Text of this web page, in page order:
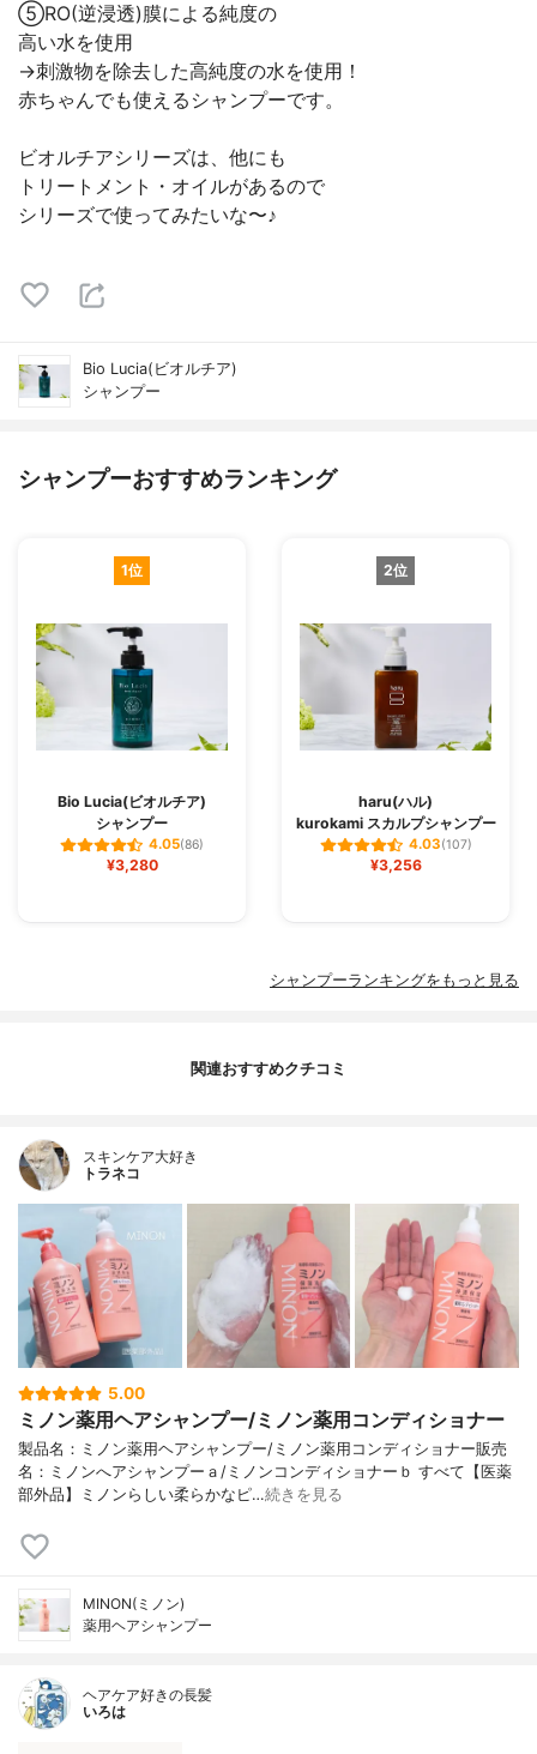
⑤RO(逆浸透)膜による純度の
高い水を使用
→刺激物を除去した高純度の水を使用！
赤ちゃんでも使えるシャンプーです。
ビオルチアシリーズは、他にも
トリートメント・オイルがあるので
シリーズで使ってみたいな〜♪
Bio Lucia(ビオルチア)
シャンプー
シャンプーおすすめランキング
1位
Bio Lucia(ビオルチア)
シャンプー
4.05(86)
¥3,280
2位
haru(ハル)
kurokami スカルプシャンプー
4.03(107)
¥3,256
シャンプーランキングをもっと見る
関連おすすめクチコミ
スキンケア大好き
トラネコ
5.00
ミノン薬用ヘアシャンプー/ミノン薬用コンディショナー
製品名：ミノン薬用ヘアシャンプー/ミノン薬用コンディショナー販売
名：ミノンへアシャンプーａ/ミノンコンディショナーｂ すべて【医薬
部外品】ミノンらしい柔らかなピ…続きを見る
MINON(ミノン)
薬用ヘアシャンプー
ヘアケア好きの長髪
いろは